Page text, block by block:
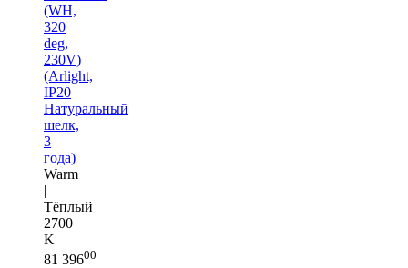
(WH,
320
deg,
230V)
(Arlight,
IP20
Натуральный
шелк,
3
года)
Warm
|
Тёплый
2700
K
81 39600